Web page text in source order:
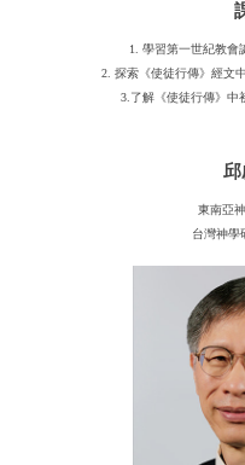
1. 學習第一世紀教會
2. 探索《使徒行傳》經文
3.了解《使徒行傳》中
邱
東南亞
台灣神學